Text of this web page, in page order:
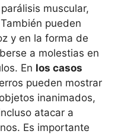
muscular,
pueden
y en la forma de
a molestias en
En los casos
pueden mostrar
inanimados,
atacar a
Es importante